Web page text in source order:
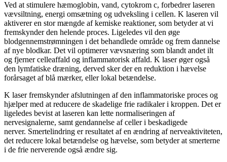
Ved at stimulere hæmoglobin, vand, cytokrom c, forbedrer laseren
vævsiltning, energi omsætning og udveksling i cellen. K laseren vil
aktiverer en stor mængde af kemiske reaktioner, som betyder at vi
fremskynder den helende proces. Ligeledes vil den øge
blodgennemstrømningen i det behandlede område og frem dannelse
af nye blodkar. Det vil optimerer vævsnæring som blandt andet ilt
og fjerner celleaffald og inflammatorisk affald. K laser øger også
den lymfatiske dræning, derved sker der en reduktion i hævelse
forårsaget af blå mærker, eller lokal betændelse.
K laser fremskynder afslutningen af den inflammatoriske proces og
hjælper med at reducere de skadelige frie radikaler i kroppen. Det er
ligeledes bevist at laseren kan lette normaliseringen af
nervesignalerne, samt gendannelse af celler i beskadigede
nerver. Smertelindring er resultatet af en ændring af nerveaktiviteten,
det reducere lokal betændelse og hævelse, som betyder at smerterne
i de frie nerverende også ændre sig.